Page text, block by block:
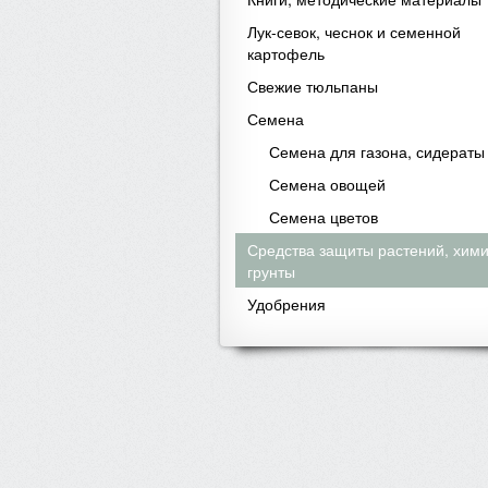
Лук-севок, чеснок и семенной
картофель
Свежие тюльпаны
Семена
Семена для газона, сидераты
Семена овощей
Семена цветов
Средства защиты растений,
грунты
Удобрения